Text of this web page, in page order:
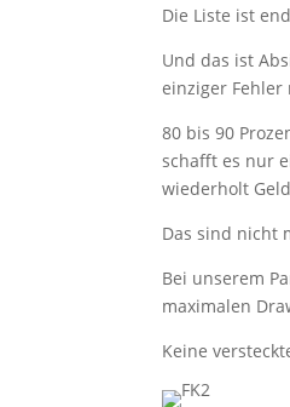
Die Liste ist
Und das ist
einziger Fehler
80 bis 90
schafft es nur
wiederholt
Das sind nicht
Bei unserem
maximalen
Keine